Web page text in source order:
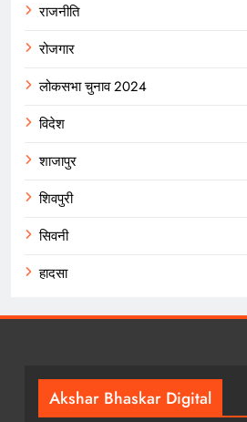
राजनीति
रोजगार
लोकसभा चुनाव 2024
विदेश
शाजापुर
शिवपुरी
सिवनी
हादसा
Akshar Bhaskar Digital